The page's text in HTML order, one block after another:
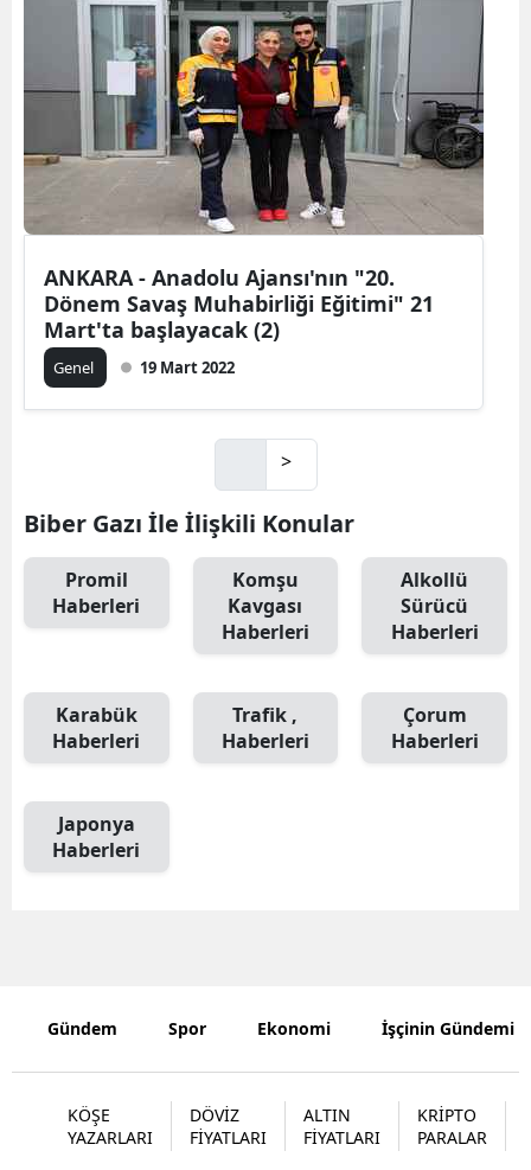
ANKARA - Anadolu Ajansı'nın "20.
Dönem Savaş Muhabirliği Eğitimi" 21
Mart'ta başlayacak (2)
Genel 19 Mart 2022
>
Biber Gazı İle İlişkili Konular
Promil
Haberleri
Komşu
Kavgası
Haberleri
Alkollü
Sürücü
Haberleri
Karabük
Haberleri
Trafik ,
Haberleri
Çorum
Haberleri
Japonya
Haberleri
Gündem Spor Ekonomi İşçinin Gündemi
KÖŞE
YAZARLARI
DÖVİZ
FİYATLARI
ALTIN
FİYATLARI
KRİPTO
PARALAR